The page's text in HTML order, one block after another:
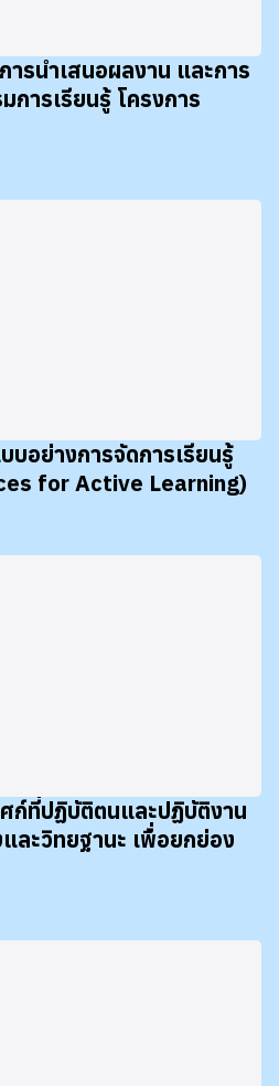
ารนำเสนอผลงาน และการ
การเรียนรู้ โครงการ
บอย่างการจัดการเรียนรู้
for Active Learning)
ก์ที่ปฏิบัติตนและปฏิบัติงาน
ละวิทยฐานะ เพื่อยกย่อง